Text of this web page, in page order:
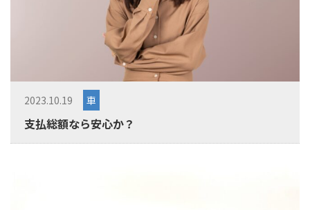
2023.10.19 車
支払総額なら安心か？